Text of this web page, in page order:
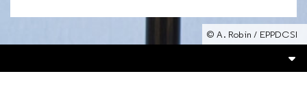
© A. Robin / EPPDCSI